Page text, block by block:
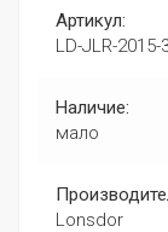
Артикул:
LD-JLR-2015-
Наличие:
мало
Lonsdor